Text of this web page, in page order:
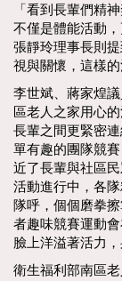
「看到長輩們精
不僅是體能活動
張靜玲理事長則
視與關懷，這樣的
李世斌、蔣家煌
區老人之家用心
長輩之間更緊密
單有趣的團隊競
近了長輩與社區
活動進行中，各
隊呼，個個磨拳
者趣味競賽運動
臉上洋溢著活力
衛生福利部南區